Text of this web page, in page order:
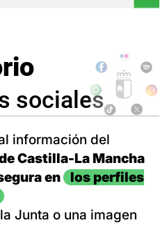
sociales
información del
Castilla-La Mancha
en
los perfiles
Junta o una imagen